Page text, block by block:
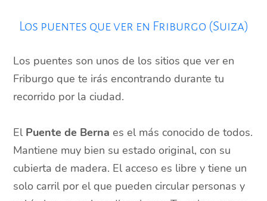
Los puentes que ver en Friburgo (Suiza)
Los puentes son unos de los sitios que ver en
Friburgo que te irás encontrando durante tu
recorrido por la ciudad.
ElPuente de Bernaes el más conocido de todos.
Mantiene muy bien su estado original, con su
cubierta de madera. El acceso es libre y tiene un
solo carril por el que pueden circular personas y